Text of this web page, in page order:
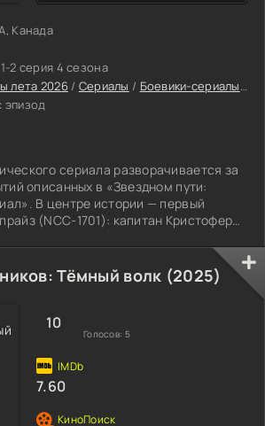
Канада
1-2 серия 4 сезона
лета 2026/ Сериалы / Боевики-сериалы/
эпизод
сериала разворачивается за
описанных в «Звездном пути:
В центре истории — первый
(NCC-1701): капитан Кристофер
Тёмный волк (2025)
10
Голосов: 5
7.60